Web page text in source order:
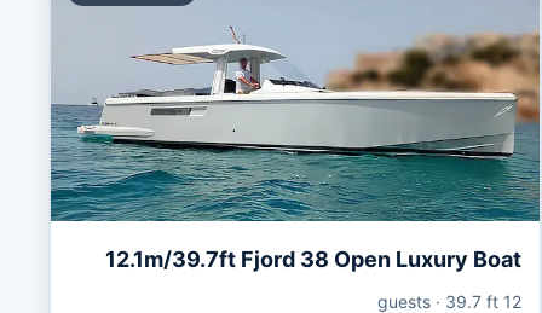
12.1m/39.7ft Fjord 38 Open Luxury Boat
12 guests
· 39.7 ft